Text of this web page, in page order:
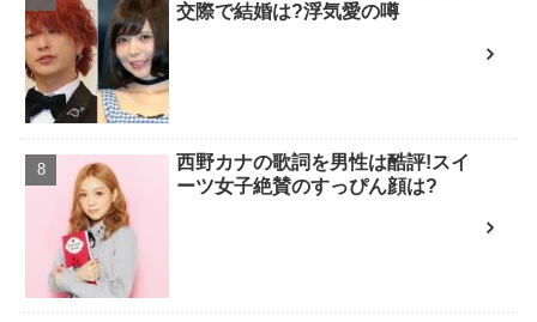
交際で結婚は?浮気愛の噂
西野カナの歌詞を男性は酷評!スイ
ーツ女子絶賛のすっぴん顔は?